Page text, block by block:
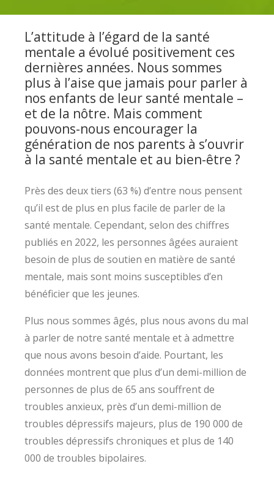
L’attitude à l’égard de la santé
mentale a évolué positivement ces
dernières années. Nous sommes
plus à l’aise que jamais pour parler à
nos enfants de leur santé mentale –
et de la nôtre. Mais comment
pouvons-nous encourager la
génération de nos parents à s’ouvrir
à la santé mentale et au bien-être ?
Près des deux tiers (63 %) d’entre nous pensent
qu’il est de plus en plus facile de parler de la
santé mentale. Cependant, selon des chiffres
publiés en 2022, les personnes âgées auraient
besoin de plus de soutien en matière de santé
mentale, mais sont moins susceptibles d’en
bénéficier que les jeunes.
Plus nous sommes âgés, plus nous avons du mal
à parler de notre santé mentale et à admettre
que nous avons besoin d’aide. Pourtant, les
données montrent que plus d’un demi-million de
personnes de plus de 65 ans souffrent de
troubles anxieux, près d’un demi-million de
troubles dépressifs majeurs, plus de 190 000 de
troubles dépressifs chroniques et plus de 140
000 de troubles bipolaires.